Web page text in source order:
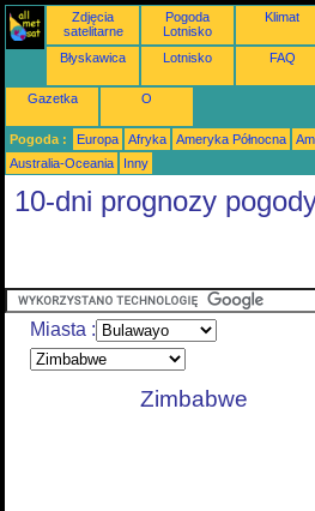
Zdjęcia
satelitarne
Pogoda
Lotnisko
Klimat
Błyskawica Lotnisko FAQ
Gazetka O
Pogoda : Europa Afryka Ameryka Północna
Australia-Oceania
Inny
10-dni prognozy
Miasta :
Zimbabwe